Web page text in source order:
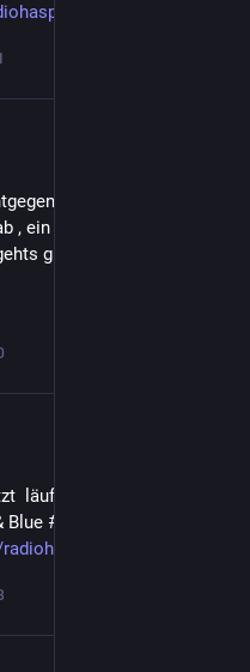
wir schließen auf
, ein super Ergebnis !
gleich mit Joshi und
läuft "Solar Music #2"
#24 ... hört mal